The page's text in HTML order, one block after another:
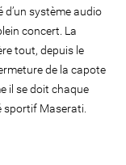
d’un système audio
concert. La
tout, depuis le
de la capote
il se doit chaque
sportif Maserati.